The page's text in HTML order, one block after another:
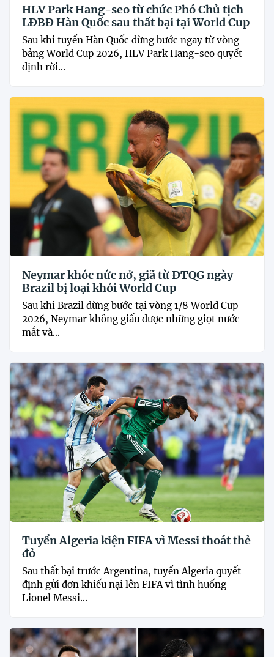
HLV Park Hang-seo từ chức Phó Chủ tịch
LĐBĐ Hàn Quốc sau thất bại tại World Cup
Sau khi tuyển Hàn Quốc dừng bước ngay từ vòng
bảng World Cup 2026, HLV Park Hang-seo quyết
định rời...
Neymar khóc nức nở, giã từ ĐTQG ngày
Brazil bị loại khỏi World Cup
Sau khi Brazil dừng bước tại vòng 1/8 World Cup
2026, Neymar không giấu được những giọt nước
mắt và...
Tuyển Algeria kiện FIFA vì Messi thoát thẻ
đỏ
Sau thất bại trước Argentina, tuyển Algeria quyết
định gửi đơn khiếu nại lên FIFA vì tình huống
Lionel Messi...